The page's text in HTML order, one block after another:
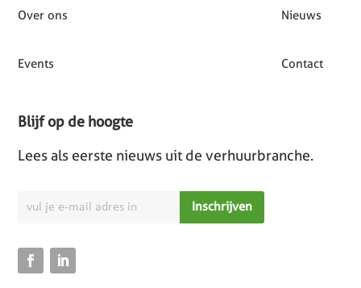
Over ons
Events
Nieuws
Contact
Blijf op de hoogte
Lees als eerste nieuws uit de verhuurbranche.
Inschrijven